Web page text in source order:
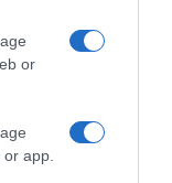
or
app.